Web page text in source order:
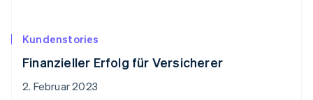
Kundenstories
Finanzieller Erfolg für Versicherer
2. Februar 2023